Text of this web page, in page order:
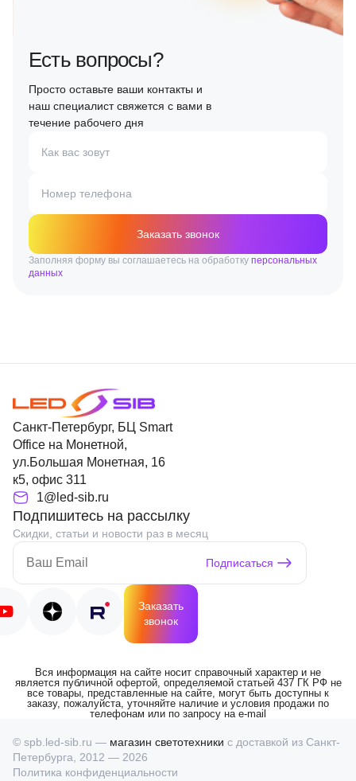
Есть вопросы?
Просто оставьте ваши контакты и
наш специалист свяжется с вами в
течение рабочего дня
Как вас зовут
Номер телефона
Заказать звонок
Заполняя форму вы соглашаетесь на обработку персональных
данных
Санкт-Петербург, БЦ Smart
Office на Монетной,
ул.Большая Монетная, 16
к5, офис 311
1@led-sib.ru
Подпишитесь на рассылку
Скидки, статьи и новости раз в месяц
Подписаться
Заказать
звонок
Вся информация на сайте носит справочный характер и не
является публичной офертой, определяемой статьей 437 ГК РФ не
все товары, представленные на сайте, могут быть доступны к
заказу, пожалуйста, уточняйте наличие и условия продажи по
телефонам или по запросу на e-mail
© spb.led-sib.ru — магазин светотехники с доставкой из Санкт-
Петербурга, 2012 — 2026
Политика конфиденциальности